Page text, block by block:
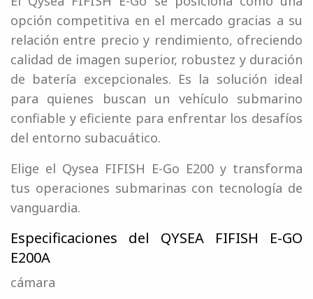
opción competitiva en el mercado gracias a su
relación entre precio y rendimiento, ofreciendo
calidad de imagen superior, robustez y duración
de batería excepcionales. Es la solución ideal
para quienes buscan un vehículo submarino
confiable y eficiente para enfrentar los desafíos
del entorno subacuático.
Elige el Qysea FIFISH E-Go E200 y transforma
tus operaciones submarinas con tecnología de
vanguardia.
Especificaciones del QYSEA FIFISH E-GO
E200A
cámara